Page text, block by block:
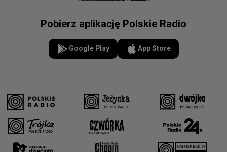
Pobierz aplikację Polskie Radio
Google Play App Store